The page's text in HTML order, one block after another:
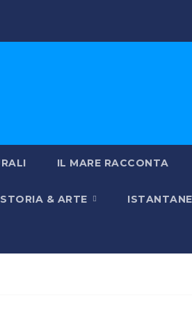
IL MARE RACCONTA
STORIA & ARTE